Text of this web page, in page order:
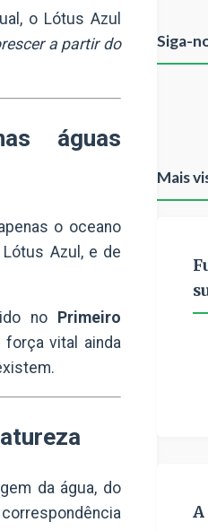
o Lótus Azul
a partir do
águas
o oceano
Azul, e de
no
Primeiro
vital ainda
da água, do
Siga-
Mais